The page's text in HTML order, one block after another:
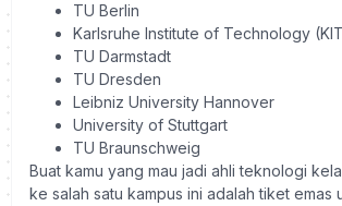
TU Berlin
Karlsruhe Institute of Technology
TU Darmstadt
TU Dresden
Leibniz University Hannover
University of Stuttgart
TU Braunschweig
Buat kamu yang mau jadi ahli teknologi
ke salah satu kampus ini adalah tiket emas